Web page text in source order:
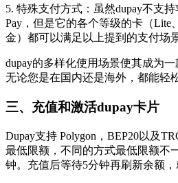
5. 特殊支付方式：虽然dupay不支
Pay，但是它的各个等级的卡（Lite
金）都可以满足以上提到的支付场
dupay的多样化使用场景使其成为
无论您是在国内还是海外，都能轻
三、充值和激活dupay卡片
Dupay支持 Polygon，BEP20以及
最低限额，不同的方式最低限额不
钟。充值后等待5分钟再刷新余额，